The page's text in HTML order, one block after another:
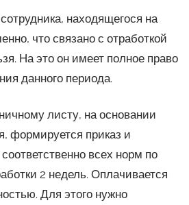
находящегося на
что связано с отработкой
На это он имеет полное право
данного периода.
листу, на основании
формируется приказ и
всех норм по
2 недель. Оплачивается
Для этого нужно